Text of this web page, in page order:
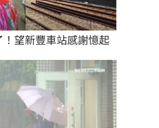
！望新豐車站感謝憶起